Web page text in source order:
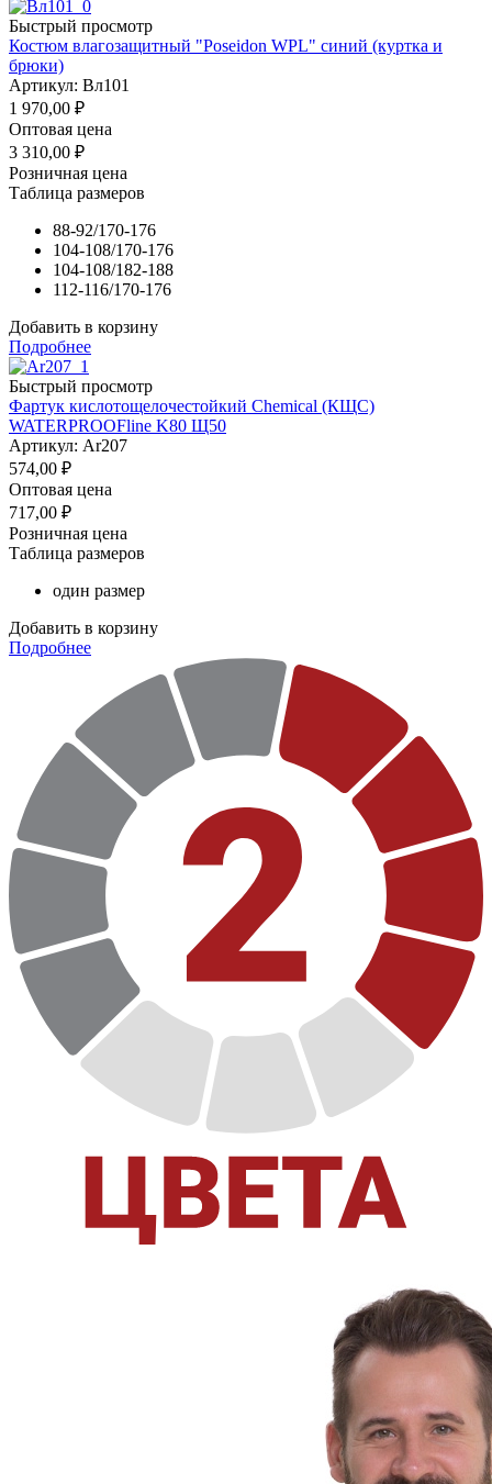
Быстрый просмотр
Костюм влагозащитный "Poseidon WPL" синий (куртка и
брюки)
Артикул: Вл101
1 970,00 ₽
Оптовая цена
3 310,00 ₽
Розничная цена
Таблица размеров
88-92/170-176
104-108/170-176
104-108/182-188
112-116/170-176
Добавить в корзину
Подробнее
Быстрый просмотр
Фартук кислотощелочестойкий Chemical (КЩС)
WATERPROOFline K80 Щ50
Артикул: Ar207
574,00 ₽
Оптовая цена
717,00 ₽
Розничная цена
Таблица размеров
один размер
Добавить в корзину
Подробнее